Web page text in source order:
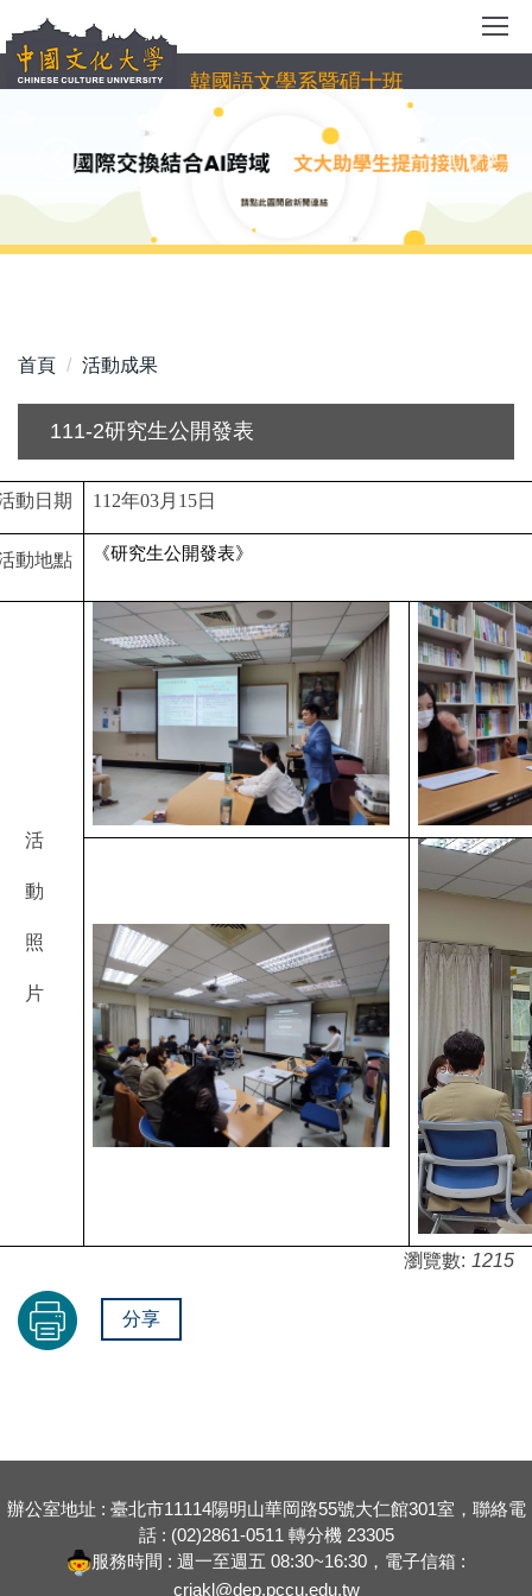
到
主
韓國語文學系暨碩士班
首頁 活動成果
111-2研究生公開發表
動日期 112年03月15日
動地點 《研究生公開發表》
活
動
照
片
瀏覽數: 1215
分享
辦公室地址 : 臺北市11114陽明山華岡路55號大仁館301室，聯絡電
話 : (02)2861-0511 轉分機 23305
服務時間 : 週一至週五 08:30~16:30，電子信箱 :
criakl@dep.pccu.edu.tw